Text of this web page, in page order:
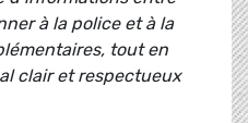
à la police et à la
tout en
clair et respectueux